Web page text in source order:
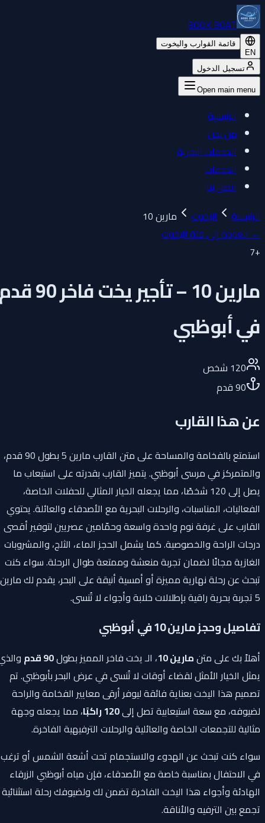
BOOK BOAT
EN
قائمة القوارب واليخوت
تسجيل الدخول
Open main menu
الرئيسية
من نحن
الخدمات البحرية
الخدمات
اتصل بنا
الرئيسية
اليخوت
مارين 10
←العودة إلى فئة اليخوت
7
مارين 10 – تأجير يخت فاخر 90 قدم
في أبوظبي
120 شخص
90قدم
عن هذا القارب
استمتع بالفخامة والمساحة على متن القارب مارين 5 بطول 90 قدم،
والمتمركز في مرسى أبوظبي. يتميز القارب بقدرته على استيعاب ما
يصل إلى 120 شخصًا، مما يجعله الخيار المثالي للحفلات الخاصة،
الفعاليات، المناسبات، والرحلات البحرية مع الأصدقاء والعائلة. يحتوي
القارب على غرفة نوم واحدة واسعة وحمّامين عصريين لتوفير أقصى
درجات الراحة والخصوصية. كما يشمل الحجز الماء، الثلج، والمشروبات
الغازية مجانًا لضمان تجربة منعشة وممتعة طوال الرحلة. سواء كنت
تبحث عن رحلة نهارية مميزة أو أمسية أنيقة على البحر، يقدم لك مارين
تفاصيل وحجز مارين 10 في أبوظبي
أهلاً بك على متنمارين 10 ، الـ يخت فاخر المميز بطول90 قدم
والذي
يمثل الخيار الأمثل لقضاء أوقات لا تُنسى في عرض البحر بأبوظبي. تم
تصميم هذا اليخت بعناية فائقة ليوفر أرقى معايير الفخامة والراحة
لضيوفه، مع سعة استيعابية تصل إلى120 راكبًا
، مما يجعله وجهة
مثالية للتجمعات الخاصة والعائلية والرحلات الترفيهية الفاخرة.
سواء كنت تبحث عن الهدوء والاستجمام تحت أشعة الشمس أو ترغب
في الاحتفال بمناسبة خاصة مع الأصدقاء، فإن مياه أبوظبي الزرقاء
الهادئة وأجواء هذا اليخت الفاخرة تضمن لك ولضيوفك رحلة استثنائية
تجمع بين الترفيه والأناقة.